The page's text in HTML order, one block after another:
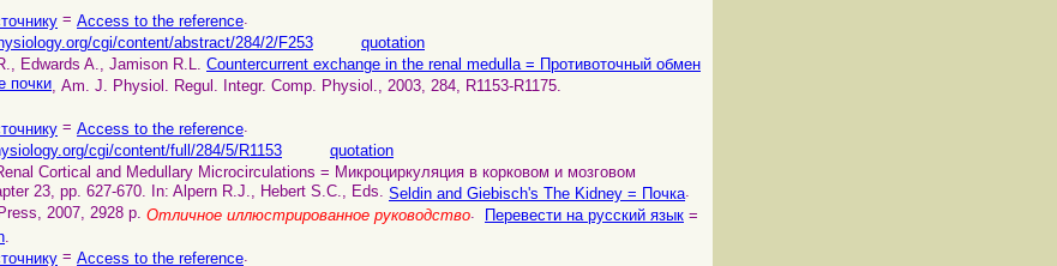
= Access to the reference.
cgi/content/abstract/284/2/F253
quotation
Edwards A., Jamison R.L. Countercurrent exchange in the renal medulla = Противоточный обмен
почки, Am. J. Physiol. Regul. Integr. Comp. Physiol., 2003, 284, R1153-R1175.
= Access to the reference.
cgi/content/full/284/5/R1153
quotation
Cortical and Medullary Microcirculations = Микроциркуляция в корковом и мозговом
23, pp. 627-670. In: Alpern R.J., Hebert S.C., Eds. Seldin and Giebisch's The Kidney = Почка.
2007, 2928 p. Отличное иллюстрированное руководство. Перевести на русский язык =
.
= Access to the reference.